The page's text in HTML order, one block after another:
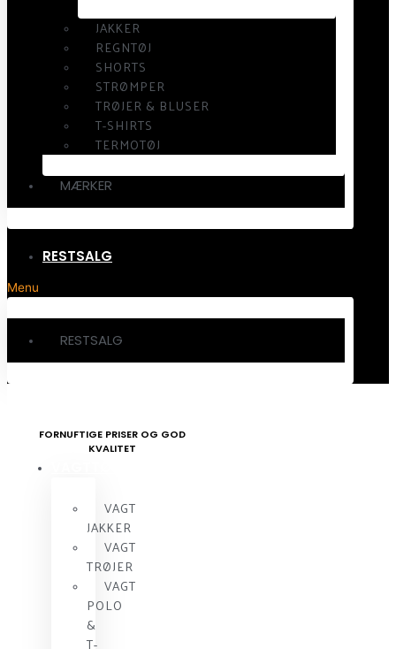
JAKKER
REGNTØJ
SHORTS
STRØMPER
TRØJER & BLUSER
T-SHIRTS
TERMOTØJ
MÆRKER
RESTSALG
Menu
RESTSALG
FORNUFTIGE PRISER OG GOD
KVALITET
VAGT
JAKKER
VAGT
TRØJER
VAGT
POLO
&
T-